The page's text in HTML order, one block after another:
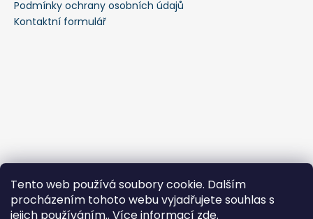
Tento web používá soubory cookie. Dalším
procházením tohoto webu vyjadřujete souhlas s
jejich používáním.. Více informací zde.
Podmínky ochrany osobních údajů
Kontaktní formulář